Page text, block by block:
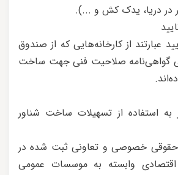
در دریا، یدک کش و ...).
عبارتند از کارخانه‌هایی که از صندوق
گواهی‌نامه صلاحیت فنی جهت ساخت
به استفاده از تسهیلات ساخت شناور
خصوصی و تعاونی ثبت‌ شده در
اقتصادی وابسته به موسسات عمومی